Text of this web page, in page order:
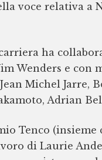
voce relativa a
ha
Wenders e con
Michel Jarre,
Adrian
Tenco (insieme
di Laurie